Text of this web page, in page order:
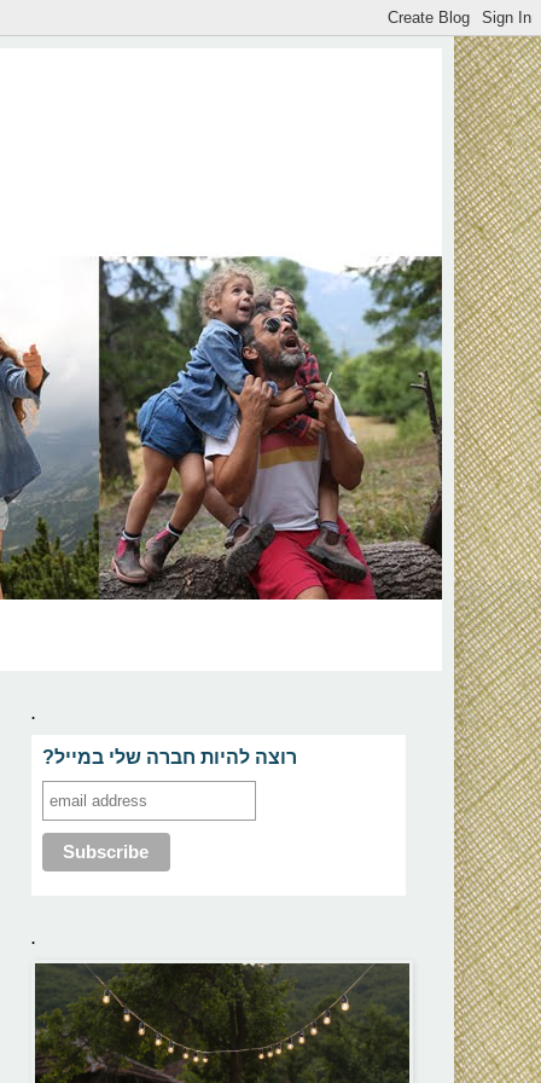
.
?רוצה להיות חברה שלי במייל
.